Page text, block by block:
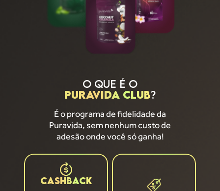
O QUE É O
PURAVIDA CLUB?
É o programa de fidelidade da
Puravida, sem nenhum custo de
adesão onde você só ganha!
CASHBACK